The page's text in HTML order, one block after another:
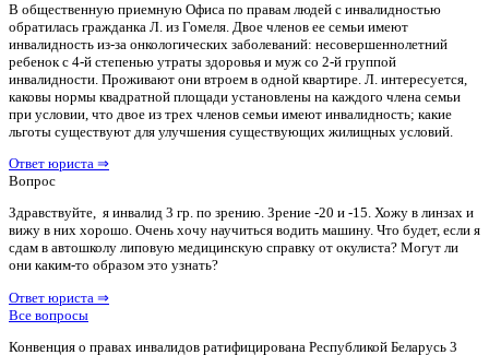
В общественную приемную Офиса по правам людей с инвалидностью
обратилась гражданка Л. из Гомеля. Двое членов ее семьи имеют
инвалидность из-за онкологических заболеваний: несовершеннолетний
ребенок с 4-й степенью утраты здоровья и муж со 2-й группой
инвалидности. Проживают они втроем в одной квартире. Л. интересуется,
каковы нормы квадратной площади установлены на каждого члена семьи
при условии, что двое из трех членов семьи имеют инвалидность; какие
льготы существуют для улучшения существующих жилищных условий.
Ответ юриста ⇒
Вопрос
Здравствуйте, я инвалид 3 гр. по зрению. Зрение -20 и -15. Хожу в линзах и
вижу в них хорошо. Очень хочу научиться водить машину. Что будет, если я
сдам в автошколу липовую медицинскую справку от окулиста? Могут ли
они каким-то образом это узнать?
Ответ юриста ⇒
Все вопросы
Конвенция о правах инвалидов ратифицирована Республикой Беларусь 3